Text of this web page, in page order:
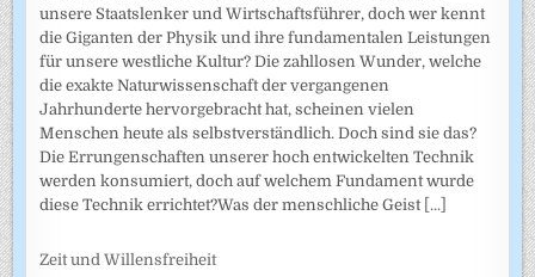
unsere Staatslenker und Wirtschaftsführer, doch wer kennt
die Giganten der Physik und ihre fundamentalen Leistungen
für unsere westliche Kultur? Die zahllosen Wunder, welche
die exakte Naturwissenschaft der vergangenen
Jahrhunderte hervorgebracht hat, scheinen vielen
Menschen heute als selbstverständlich. Doch sind sie das?
Die Errungenschaften unserer hoch entwickelten Technik
werden konsumiert, doch auf welchem Fundament wurde
diese Technik errichtet?Was der menschliche Geist [...]
Zeit und Willensfreiheit